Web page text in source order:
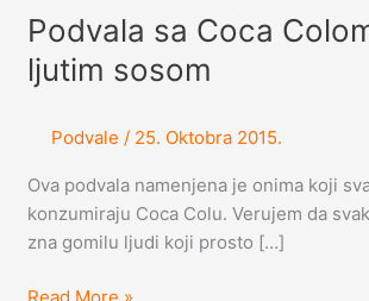
Podvala sa Coca
ljutim sosom
Podvale / 25. Oktobra 2015.
Ova podvala namenjena je onima koji
konzumiraju Coca Colu. Verujem da
zna gomilu ljudi koji prosto […]
Podvala